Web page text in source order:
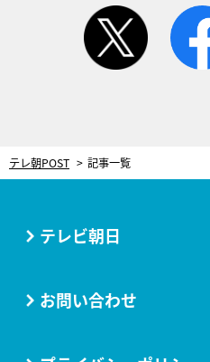
twitter
テレ朝POST 記事一覧
テレビ朝日
お問い合わせ